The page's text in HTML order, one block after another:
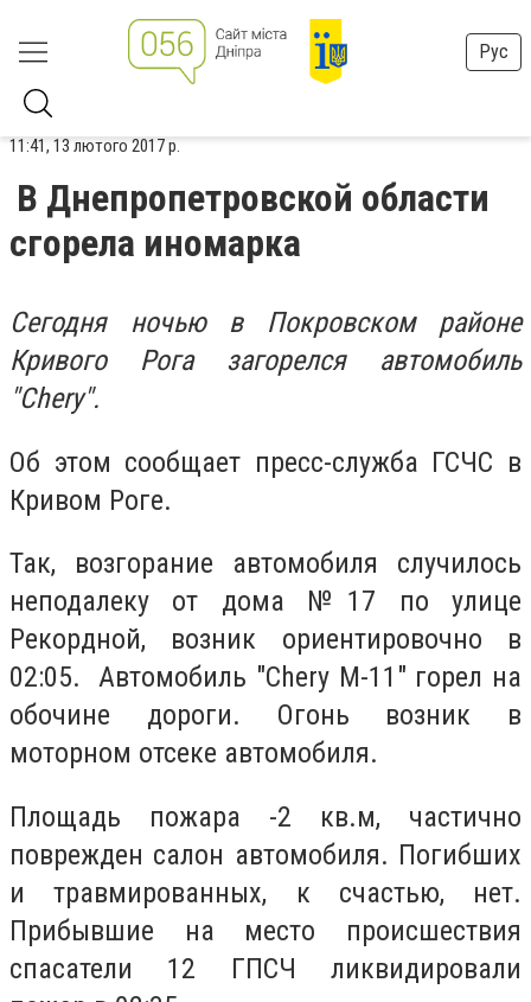
Рус
11:41, 13 лютого 2017 р.
В Днепропетровской области
сгорела иномарка
Сегодня ночью в Покровском районе
Кривого Рога загорелся автомобиль
"Chery".
Об этом сообщает пресс-служба ГСЧС в
Кривом Роге.
Так, возгорание автомобиля случилось
неподалеку от дома №17 по улице
Рекордной, возник ориентировочно в
02:05. Автомобиль "Chery М-11" горел на
обочине дороги. Огонь возник в
моторном отсеке автомобиля.
Площадь пожара -2 кв.м, частично
поврежден салон автомобиля. Погибших
и травмированных, к счастью, нет.
Прибывшие на место происшествия
спасатели 12 ГПСЧ ликвидировали